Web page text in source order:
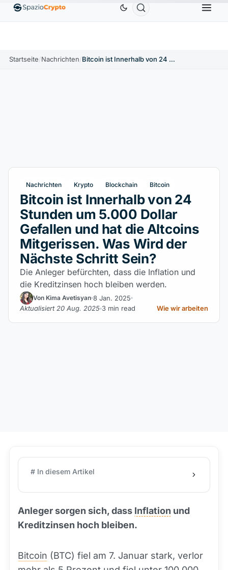
EthereumETH1.880,58 $ USDT0,9991 $ 586,64
Startseite/Nachrichten/ Bitcoin ist Innerhalb von 24 Stunden um 5.000 Dollar Gefallen und hat die Altcoins Mitgerissen. Was Wird der Nächste Schritt Sein?
Nachrichten Krypto Blockchain Bitcoin
Bitcoin ist Innerhalb von 24
Stunden um 5.000 Dollar
Gefallen und hat die Altcoins
Mitgerissen. Was Wird der
Nächste Schritt Sein?
Die Anleger befürchten, dass die Inflation und
die Kreditzinsen hoch bleiben werden.
Von Kima Avetisyan 8 Jan. 2025
Aktualisiert 20 Aug. 2025 3 min read Wie wir arbeiten
# In diesem Artikel
Anleger sorgen sich, dass Inflation und
Kreditzinsen hoch bleiben.
Bitcoin (BTC) fiel am 7. Januar stark, verlor